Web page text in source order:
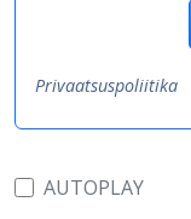
Privaatsuspoliitika
AUTOPLAY